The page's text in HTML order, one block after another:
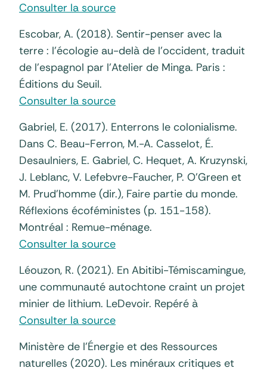
Consulter la source
Escobar, A. (2018). Sentir-penser avec la
terre : l’écologie au-delà de l’occident, traduit
de l’espagnol par l’Atelier de Minga. Paris :
Éditions du Seuil.
Consulter la source
Gabriel, E. (2017). Enterrons le colonialisme.
Dans C. Beau-Ferron, M.-A. Casselot, É.
Desaulniers, E. Gabriel, C. Hequet, A. Kruzynski,
J. Leblanc, V. Lefebvre-Faucher, P. O’Green et
M. Prud’homme (dir.), Faire partie du monde.
Réflexions écoféministes (p. 151-158).
Montréal : Remue-ménage.
Consulter la source
Léouzon, R. (2021). En Abitibi-Témiscamingue,
une communauté autochtone craint un projet
minier de lithium. LeDevoir. Repéré à
Consulter la source
Ministère de l’Énergie et des Ressources
naturelles (2020). Les minéraux critiques et